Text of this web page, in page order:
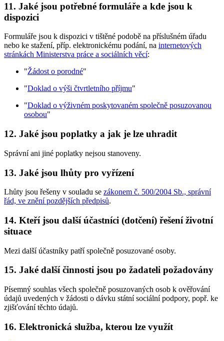
11. Jaké jsou potřebné formuláře a kde jsou k
dispozici
Formuláře jsou k dispozici v tištěné podobě na příslušném úřadu
nebo ke stažení, příp. elektronickému podání, na internetových
stránkách Ministerstva práce a sociálních věcí:
"Žádost o porodné"
"Doklad o výši čtvrtletního příjmu"
"Doklad o výživném poskytovaném společně posuzovanou
osobou"
12. Jaké jsou poplatky a jak je lze uhradit
Správní ani jiné poplatky nejsou stanoveny.
13. Jaké jsou lhůty pro vyřízení
Lhůty jsou řešeny v souladu se zákonem č. 500/2004 Sb., správní
řád, ve znění pozdějších předpisů.
14. Kteří jsou další účastníci (dotčení) řešení životní
situace
Mezi další účastníky patří společně posuzované osoby.
15. Jaké další činnosti jsou po žadateli požadovány
Písemný souhlas všech společně posuzovaných osob k ověřování
údajů uvedených v žádosti o dávku státní sociální podpory, popř. ke
zjišťování těchto údajů.
16. Elektronická služba, kterou lze využít